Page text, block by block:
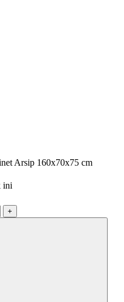
Arsip 160x70x75 cm
ini
+